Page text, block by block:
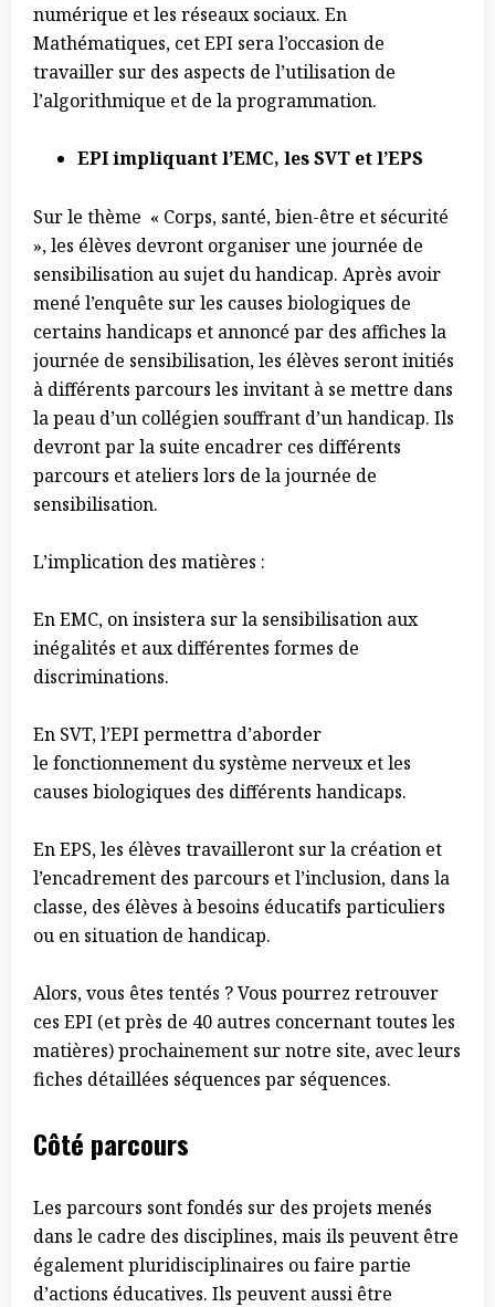
numérique et les réseaux sociaux. En
Mathématiques, cet EPI sera l’occasion de
travailler sur des aspects de l’utilisation de
l’algorithmique et de la programmation.
EPI impliquant l’EMC, les SVT et l’EPS
Sur le thème « Corps, santé, bien-être et sécurité
», les élèves devront organiser une journée de
sensibilisation au sujet du handicap. Après avoir
mené l’enquête sur les causes biologiques de
certains handicaps et annoncé par des affiches la
journée de sensibilisation, les élèves seront initiés
à différents parcours les invitant à se mettre dans
la peau d’un collégien souffrant d’un handicap. Ils
devront par la suite encadrer ces différents
parcours et ateliers lors de la journée de
sensibilisation.
L’implication des matières :
En EMC, on insistera sur la sensibilisation aux
inégalités et aux différentes formes de
discriminations.
En SVT, l’EPI permettra d’aborder
le fonctionnement du système nerveux et les
causes biologiques des différents handicaps.
En EPS, les élèves travailleront sur la création et
l’encadrement des parcours et l’inclusion, dans la
classe, des élèves à besoins éducatifs particuliers
ou en situation de handicap.
Alors, vous êtes tentés ? Vous pourrez retrouver
ces EPI (et près de 40 autres concernant toutes les
matières) prochainement sur notre site, avec leurs
fiches détaillées séquences par séquences.
Côté parcours
Les parcours sont fondés sur des projets menés
dans le cadre des disciplines, mais ils peuvent être
également pluridisciplinaires ou faire partie
d’actions éducatives. Ils peuvent aussi être